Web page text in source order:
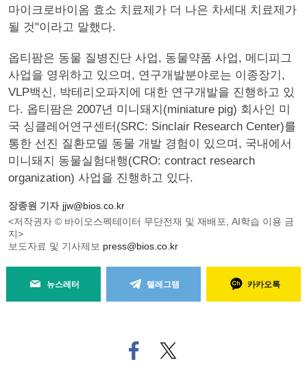
마이크로바이옴 효소 치료제가 더 나은 차세대 치료제가
될 것"이라고 말했다.
옵티팜은 동물 질병진단 사업, 동물약품 사업, 메디피그
사업을 영위하고 있으며, 연구개발분야로는 이종장기,
VLP백신, 박테리오파지에 대한 연구개발을 진행하고 있
다. 옵티팜은 2007년 미니돼지(miniature pig) 회사인 미
국 싱클레어연구센터(SRC: Sinclair Research Center)를
통한 선진 질환모델 동물 개발 경험이 있으며, 국내에서
미니돼지 동물실험대행(CRO: contract research
organization) 사업을 진행하고 있다.
장종원 기자 jjw@bios.co.kr
<저작권자 © 바이오스펙테이터 무단전재 및 재배포, AI학습 이용 금
지>
보도자료 및 기사제보 press@bios.co.kr
뉴스레터 텔레그램 카카오톡
페
이
트위
터로